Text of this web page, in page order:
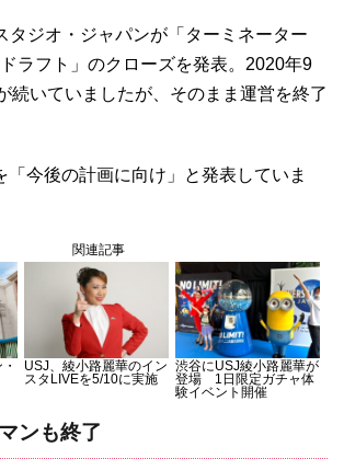
タジオ・ジャパンが「ターミネーター
ラフト」のクローズを発表。2020年9
続いていましたが、そのまま運営を終了
「今後の計画に向け」と発表していま
関連記事
USJ、綾小路麗華のイン
スタLIVEを5/10に実施
渋谷にUSJ綾小路麗華が
登場 1日限定ガチャ体
験イベント開催
ンも終了